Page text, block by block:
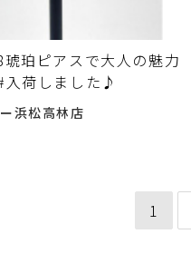
珀ピアスで大人の魅力
入荷しました♪
浜松高林店
1